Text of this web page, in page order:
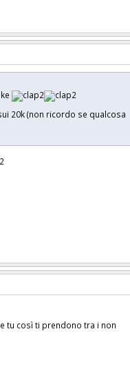
20k (non ricordo se qualcosa
tu così ti prendono tra i non